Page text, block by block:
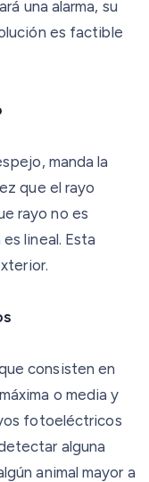
una alarma, su
es factible
manda la
que el rayo
rayo no es
lineal. Esta
consisten en
o media y
fotoeléctricos
alguna
animal mayor a